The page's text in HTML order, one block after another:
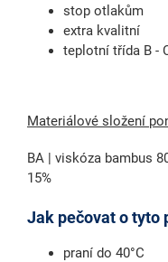
stop otlakům
extra kvalitní
teplotní třída B -
Materiálové složení
BA | viskóza bambus
15%
Jak pečovat o tyto
praní do 40°C